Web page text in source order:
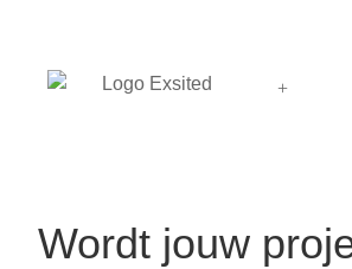
Wordt jouw